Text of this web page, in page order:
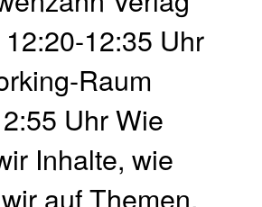
12:35 Uhr
Raum
Uhr Wie
Inhalte, wie
auf Themen,